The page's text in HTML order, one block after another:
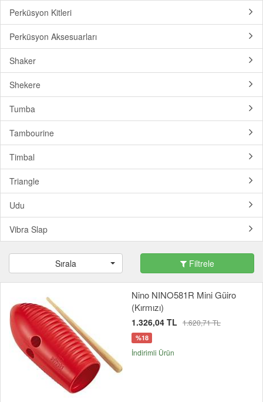
Perküsyon Kitleri
Perküsyon Aksesuarları
Shaker
Shekere
Tumba
Tambourine
Timbal
Triangle
Udu
Vibra Slap
Sırala Filtrele
Nino NINO581R Mini Güiro
(Kırmızı)
1.326,04 TL 1.620,71 TL
%18
İndirimli Ürün